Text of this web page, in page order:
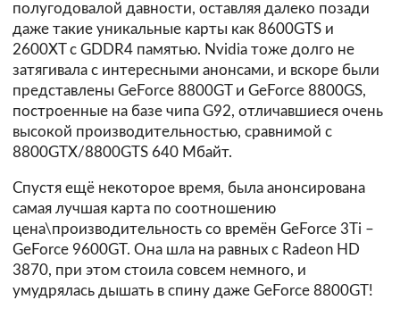
полугодовалой давности, оставляя далеко позади
даже такие уникальные карты как 8600GTS и
2600XT с GDDR4 памятью. Nvidia тоже долго не
затягивала с интересными анонсами, и вскоре были
представлены GeForce 8800GT и GeForce 8800GS,
построенные на базе чипа G92, отличавшиеся очень
высокой производительностью, сравнимой с
8800GTX/8800GTS 640 Мбайт.
Спустя ещё некоторое время, была анонсирована
самая лучшая карта по соотношению
цена\производительность со времён GeForce 3Ti –
GeForce 9600GT. Она шла на равных с Radeon HD
3870, при этом стоила совсем немного, и
умудрялась дышать в спину даже GeForce 8800GT!